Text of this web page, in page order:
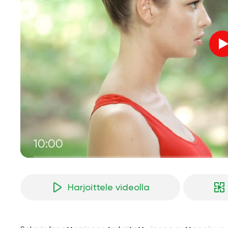
10:00
Harjoittele videolla